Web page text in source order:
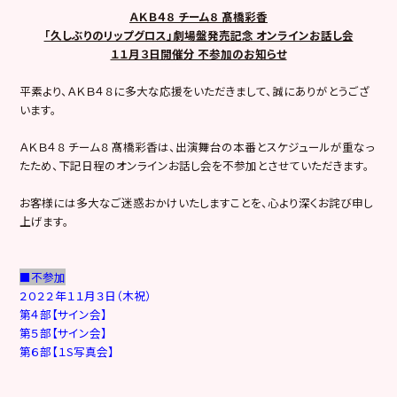
ＡＫＢ４８ チーム８ 髙橋彩香
「久しぶりのリップグロス」劇場盤発売記念 オンラインお話し会
１１月３日開催分 不参加のお知らせ
平素より、ＡＫＢ４８に多大な応援をいただきまして、誠にありがとうござ
います。
ＡＫＢ４８ チーム８ 髙橋彩香は、出演舞台の本番とスケジュールが重なっ
たため、下記日程のオンラインお話し会を不参加とさせていただきます。
お客様には多大なご迷惑おかけいたしますことを、心より深くお詫び申し
上げます。
■不参加
２０２２年１１月３日（木祝）
第４部【サイン会】
第５部【サイン会】
第６部【１S写真会】